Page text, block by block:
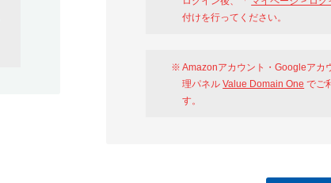
付けを行ってください。
Amazonアカウント・Googleアカ
理パネルValue Domain One でご
す。